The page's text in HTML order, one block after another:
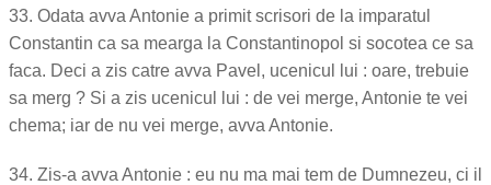
33. Odata avva Antonie a primit scrisori de la imparatul
Constantin ca sa mearga la Constantinopol si socotea ce sa
faca. Deci a zis catre avva Pavel, ucenicul lui : oare, trebuie
sa merg ? Si a zis ucenicul lui : de vei merge, Antonie te vei
chema; iar de nu vei merge, avva Antonie.
34. Zis-a avva Antonie : eu nu ma mai tem de Dumnezeu, ci il